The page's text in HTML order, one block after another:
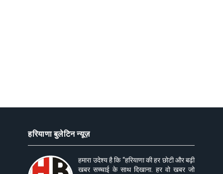
हरियाणा बुलेटिन न्यूज़
हमारा उदेश्य है कि “हरियाणा की हर छोटी और बढ़ी
खबर सच्चाई के साथ दिखाना. हर वो खबर जो